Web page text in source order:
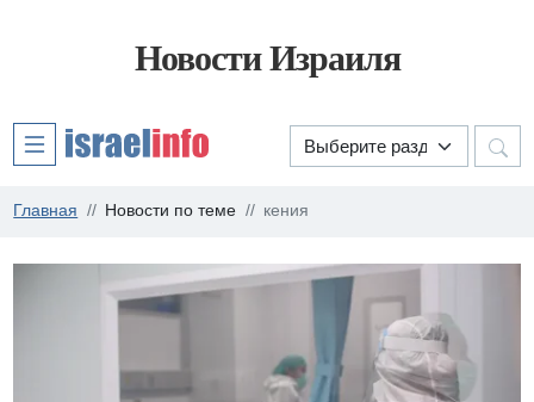
Новости Израиля
Главная Новости по теме кения